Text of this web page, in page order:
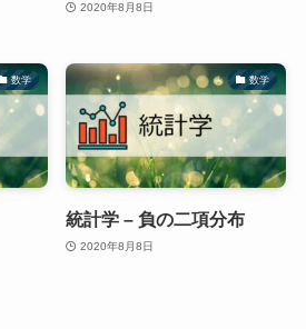
2020年8月8日
数学 数学
統計学 – 負の二項分布
2020年8月8日